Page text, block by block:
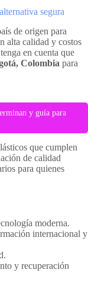
segura
de origen para
alta calidad y costos
en cuenta que
Colombia para
y guía para
que cumplen
de calidad
para quienes
moderna.
internacional y
y recuperación